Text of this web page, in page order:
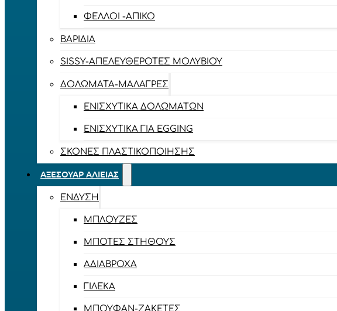
ΦΕΛΛΟΊ -ΑΠΊΚΟ
ΒΑΡΊΔΙΑ
SISSY-ΑΠΕΛΕΥΘΕΡΟΤΈΣ ΜΟΛΥΒΙΟΎ
ΔΟΛΏΜΑΤΑ-ΜΑΛΆΓΡΕΣ
ΕΝΙΣΧΥΤΙΚΆ ΔΟΛΩΜΆΤΩΝ
ΕΝΙΣΧΥΤΙΚΆ ΓΙΑ EGGING
ΣΚΌΝΕΣ ΠΛΑΣΤΙΚΟΠΟΊΗΣΗΣ
ΑΞΕΣΟΥΆΡ ΑΛΙΕΊΑΣ
ΈΝΔΥΣΗ
ΜΠΛΟΎΖΕΣ
ΜΠΌΤΕΣ ΣΤΉΘΟΥΣ
ΑΔΙΆΒΡΟΧΑ
ΓΙΛΈΚΑ
ΜΠΟΥΦΆΝ-ΖΑΚΈΤΕΣ